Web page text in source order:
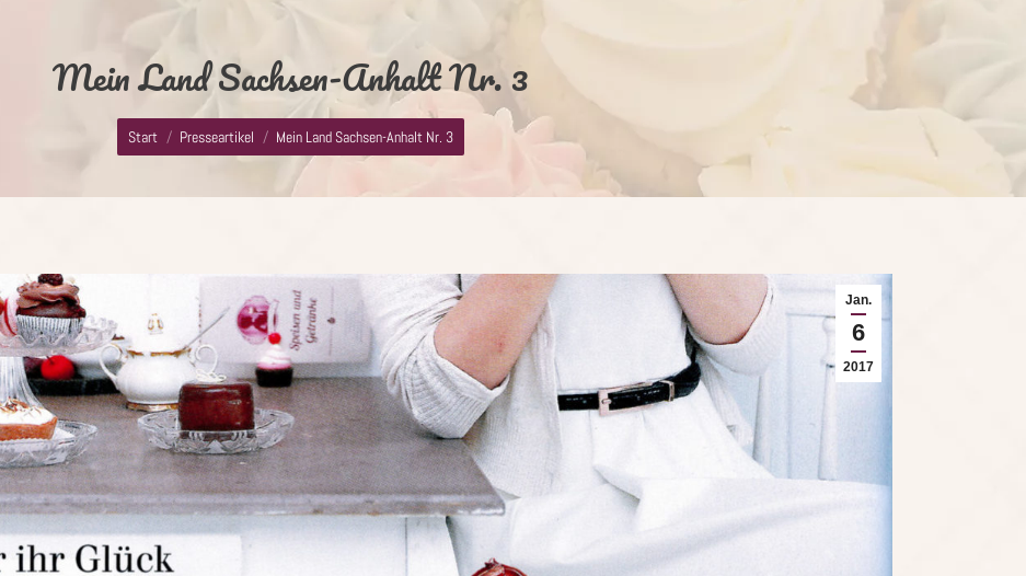
Mein Land Sachsen-Anhalt Nr. 3
Sie befinden sich hier:
Start Presseartikel Mein Land Sachsen-Anhalt Nr. 3
Jan.
6
2017